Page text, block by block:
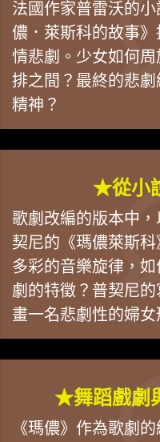
法國作家普雷沃的
儂．萊斯科的故事
情悲劇。少女如何
排之間？最終的悲
精神？
★從小
歌劇改編的版本中
契尼的《瑪儂萊斯
多彩的音樂旋律，
劇的特徵？普契尼
畫一名悲劇性的婦女
★舞蹈戲劇
《瑪儂》作為歌劇